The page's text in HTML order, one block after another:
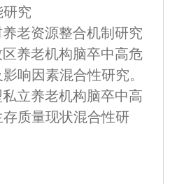
究
老资源整合机制研究
养老机构脑卒中高危
响因素混合性研究。
立养老机构脑卒中高
质量现状混合性研